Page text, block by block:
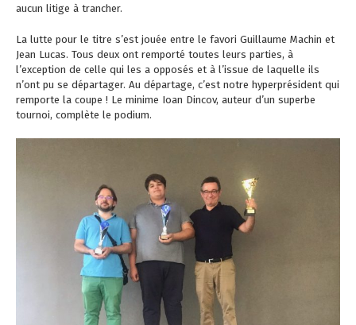
aucun litige à trancher.
La lutte pour le titre s’est jouée entre le favori Guillaume Machin et
Jean Lucas. Tous deux ont remporté toutes leurs parties, à
l’exception de celle qui les a opposés et à l’issue de laquelle ils
n’ont pu se départager. Au départage, c’est notre hyperprésident qui
remporte la coupe ! Le minime Ioan Dincov, auteur d’un superbe
tournoi, complète le podium.